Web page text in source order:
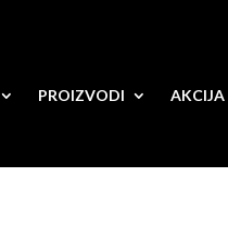
PROIZVODI AKCIJA